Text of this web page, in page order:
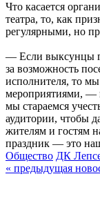
Что касается
театра, то, как
регулярными, но
— Если выксунцы
за возможность
исполнителя, то
мероприятиями, —
мы стараемся
аудитории, чтобы
жителям и гостям
праздник — это
Общество ДК
« предыдущая